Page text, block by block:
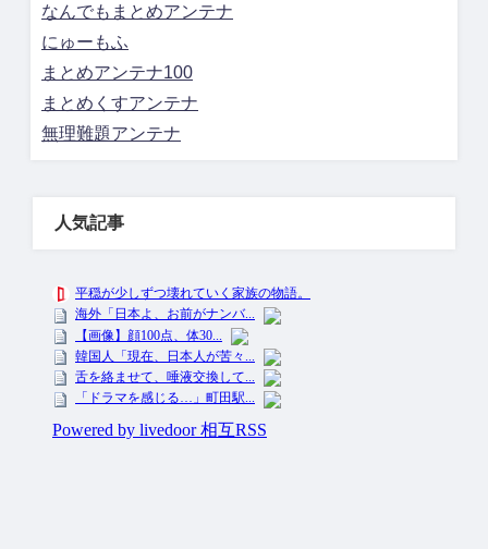
なんでもまとめアンテナ
にゅーもふ
まとめアンテナ100
まとめくすアンテナ
無理難題アンテナ
人気記事